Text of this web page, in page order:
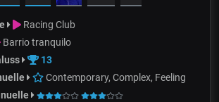
Racing Club
Barrio tranquilo
13
Contemporary, Complex, Feeling